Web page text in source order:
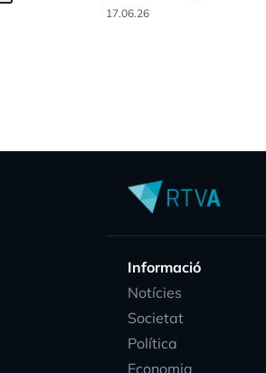
17.06.26
Informació
Notícies
Societat
Política
Economia